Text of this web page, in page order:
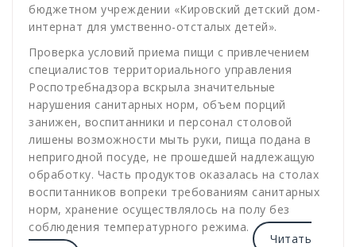
бюджетном учреждении «Кировский детский дом-
интернат для умственно-отсталых детей».
Проверка условий приема пищи с привлечением
специалистов территориального управления
Роспотребнадзора вскрыла значительные
нарушения санитарных норм, объем порций
занижен, воспитанники и персонал столовой
лишены возможности мыть руки, пища подана в
непригодной посуде, не прошедшей надлежащую
обработку. Часть продуктов оказалась на столах
воспитанников вопреки требованиям санитарных
норм, хранение осуществлялось на полу без
соблюдения температурного режима.
Читать